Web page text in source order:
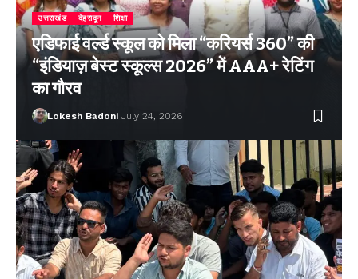
उत्तराखंड देहरादून शिक्षा
एडिफाई वर्ल्ड स्कूल को मिला “करियर्स 360” की
“इंडियाज़ बेस्ट स्कूल्स 2026” में AAA+ रेटिंग
का गौरव
Lokesh Badoni July 24, 2026